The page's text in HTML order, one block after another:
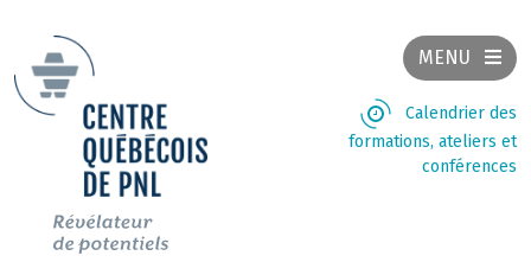
MENU
Calendrier des
formations, ateliers et
conférences